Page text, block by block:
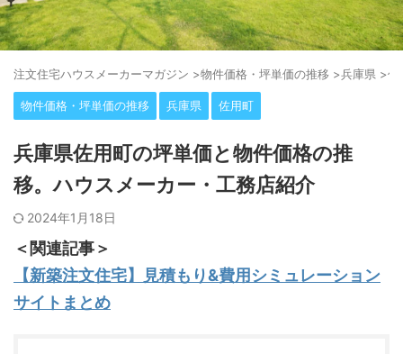
注⽂住宅ハウスメーカーマガジン >物件価格・坪単価の推移 >兵庫県 >佐
物件価格・坪単価の推移 兵庫県 佐用町
兵庫県佐用町の坪単価と物件価格の推
移。ハウスメーカー・工務店紹介
2024年1月18日
＜関連記事＞
【新築注文住宅】見積もり&費用シミュレーション
サイトまとめ